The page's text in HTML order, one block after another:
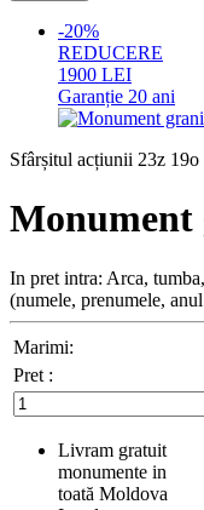
-20%
REDUCERE
1900 LEI
Garanție 20 ani
Sfârșitul acțiunii 23z 19o
Monument
In pret intra: Arca,
(numele, prenumele,
Marimi:
Pret :
Livram gratuit
monumente in
toată Moldova